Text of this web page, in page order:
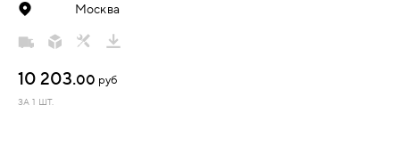
Москва
10 203.00 руб
ЗА 1 ШТ.